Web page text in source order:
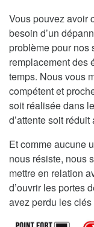
Vous pouvez avoir
besoin d’un
problème pour nos
remplacement des
temps. Nous vous
compétent et
soit réalisée dans
d’attente soit
Et comme aucune
nous résiste, nous
mettre en relation
d’ouvrir les portes
avez perdu les